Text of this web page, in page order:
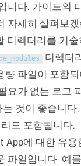
니다. 가이드의
자세히 살펴보
디렉터리를 기술
디렉터
량 파일이 포함
요가 없는 로그
것이 좋습니다
도 포함됩니다.
App에 대한 유용
파일입니다. 예